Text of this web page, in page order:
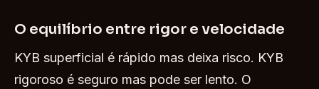
O equilíbrio entre rigor e velocidade
KYB superficial é rápido mas deixa risco. KYB
rigoroso é seguro mas pode ser lento. O